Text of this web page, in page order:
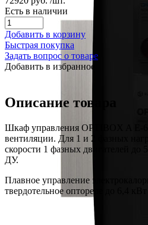
Есть в наличии
Добавить в корзину
Быстрая покупка
Задать вопрос о товаре
Добавить в избранное
Описание товара
Шкаф управления OPTIBOX A E-
вентиляции. Для 1 и 2 фазных
скорости 1 фазных двигателей до
ДУ.
Плавное управление
твердотельное оптореле до 6,4 кВт